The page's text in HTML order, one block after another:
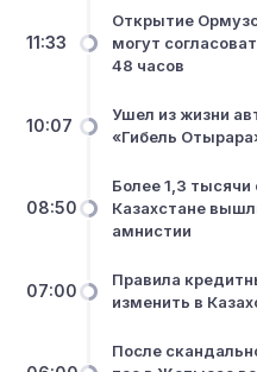
11:33
Открытие
могут
48 часов
10:07
Ушел из жизни
«Гибель
08:50
Более 1,3
Казахстане
амнистии
07:00
Правила
изменить в
После